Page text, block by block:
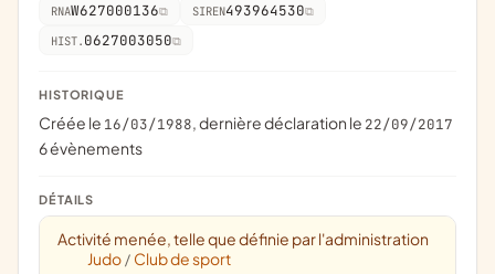
RNAW627000136 SIREN493964530
HIST. 0627003050
HISTORIQUE
Créée le 16/03/1988, dernière déclaration le 22/09/2017
6 évènements
DÉTAILS
Activité menée, telle que définie par l'administration
Judo / Club de sport